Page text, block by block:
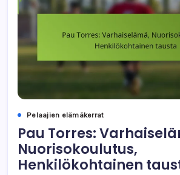
Pelaajien elämäkerrat
Pau Torres:
Nuorisokoulutus,
Henkilökohtainen